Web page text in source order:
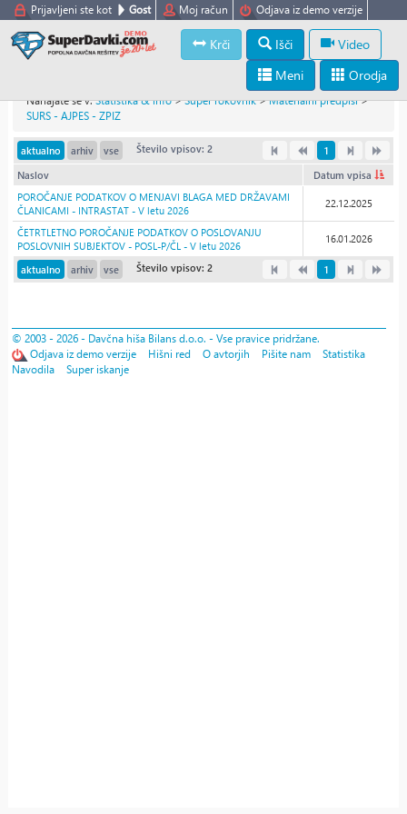
Prijavljeni ste kot Gost Moj račun Odjava iz demo verzije
Krči Išči
Video
Orodja
Meni
Nahajate se v:Statistika & info>Super rokovnik>Materialni predpisi>
SURS - AJPES - ZPIZ
aktualno arhiv vse Število vpisov: 2 1
Naslov
Datum vpisa
POROČANJE PODATKOV O MENJAVI BLAGA MED DRŽAVAMI
ČLANICAMI - INTRASTAT - V letu 2026
22.12.2025
ČETRTLETNO POROČANJE PODATKOV O POSLOVANJU
POSLOVNIH SUBJEKTOV - POSL-P/ČL - V letu 2026
16.01.2026
aktualno arhiv vse Število vpisov: 2 1
© 2003 - 2026 - Davčna hiša Bilans d.o.o. - Vse pravice pridržane.
Odjava iz demo verzije
Hišni red O avtorjih Pišite nam
Statistika
Navodila
Super iskanje